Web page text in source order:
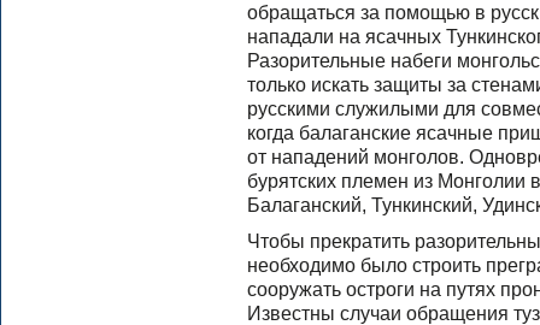
обращаться за помощью в
нападали на ясачных
Разорительные набеги
только искать защиты за
русскими служилыми для
когда балаганские ясачные
от нападений монголов.
бурятских племен из Монголии
Балаганский, Тункинский,
Чтобы прекратить
необходимо было строить
сооружать остроги на путях
Известны случаи обращения